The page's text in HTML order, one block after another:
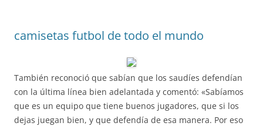
camisetas futbol de todo el mundo
También reconoció que sabían que los saudíes defendían
con la última línea bien adelantada y comentó: «Sabíamos
que es un equipo que tiene buenos jugadores, que si los
dejas juegan bien, y que defendía de esa manera. Por eso